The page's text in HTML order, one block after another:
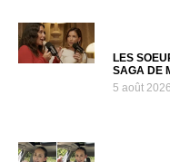
LES
SAGA DE
5 août 2026